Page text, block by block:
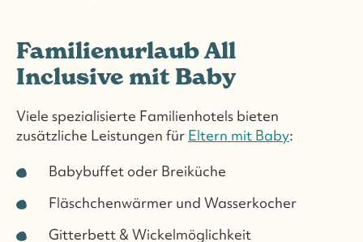
Familienurlaub All
Inclusive mit Baby
Viele spezialisierte Familienhotels bieten
zusätzliche Leistungen für Eltern mit Baby:
Babybuffet oder Breiküche
Fläschchenwärmer und Wasserkocher
Gitterbett & Wickelmöglichkeit